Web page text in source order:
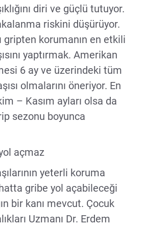
diri ve güçlü tutuyor.
riskini düşürüyor.
gripten korumanın en etkili
yaptırmak. Amerikan
6 ay ve üzerindeki tüm
olmalarını öneriyor. En
– Kasım ayları olsa da
sezonu boyunca
açmaz
yeterli koruma
gribe yol açabileceği
bir kanı mevcut. Çocuk
Uzmanı Dr. Erdem